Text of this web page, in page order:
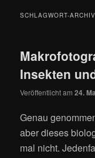
SCHLAGWORT-
Insekten
Veröffentlicht am24.
Genau
aber dieses
mal nicht.